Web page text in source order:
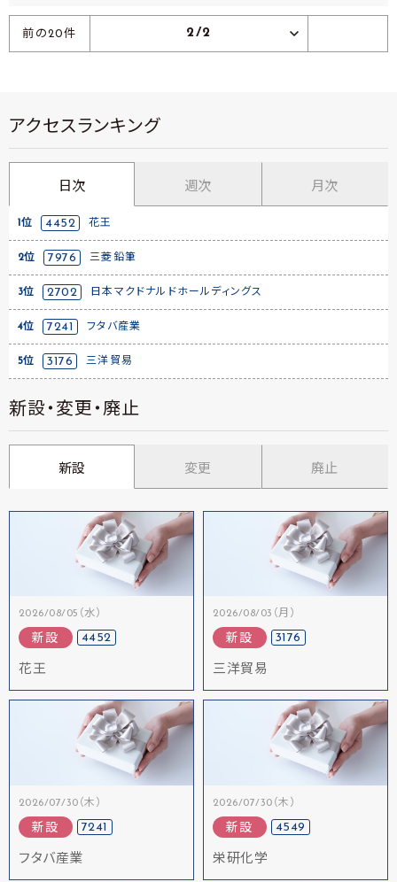
前の20件 2/2
アクセスランキング
日次 週次 月次
1位 4452 花王
2位 7976 三菱鉛筆
3位 2702 日本マクドナルドホールディングス
4位 7241 フタバ産業
5位 3176 三洋貿易
新設・変更・廃止
新設 変更 廃止
2026/08/05（水）
新設 4452
花王
2026/08/03（月）
新設 3176
三洋貿易
2026/07/30（木）
新設 7241
フタバ産業
2026/07/30（木）
新設 4549
栄研化学